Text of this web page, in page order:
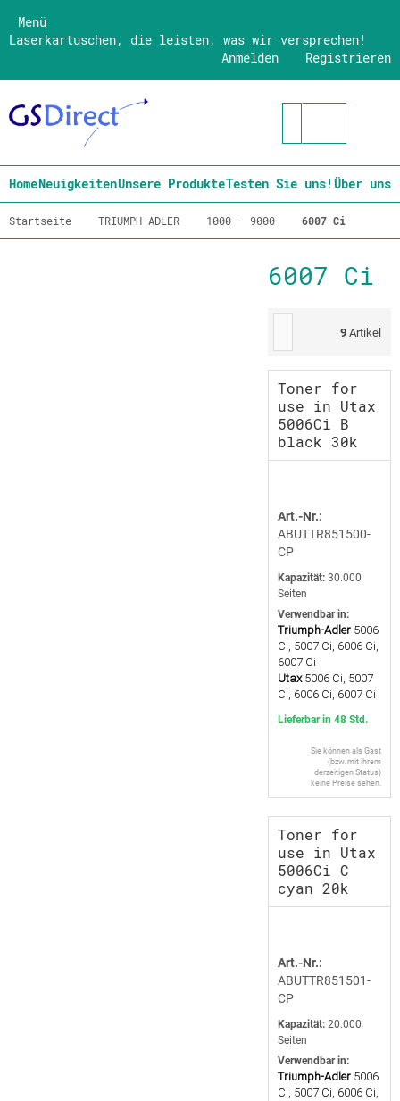
Menü
Laserkartuschen, die leisten, was wir versprechen!
Registrieren
Anmelden
HomeNeuigkeitenUnsere ProdukteTesten Sie uns!Über uns
Startseite TRIUMPH-ADLER 1000 - 9000 6007 Ci
6007 Ci
9 Artikel
Toner for
use in Utax
5006Ci B
black 30k
Art.-Nr.:
ABUTTR851500-
CP
Kapazität: 30.000
Seiten
Verwendbar in:
Triumph-Adler 5006
Ci, 5007 Ci, 6006 Ci,
6007 Ci
Utax5006 Ci, 5007
Ci, 6006 Ci, 6007 Ci
Lieferbar in 48 Std.
Sie können als Gast
(bzw. mit Ihrem
derzeitigen Status)
keine Preise sehen.
Toner for
use in Utax
5006Ci C
cyan 20k
Art.-Nr.:
ABUTTR851501-
CP
Kapazität: 20.000
Seiten
Verwendbar in:
Triumph-Adler 5006
Ci, 5007 Ci, 6006 Ci,